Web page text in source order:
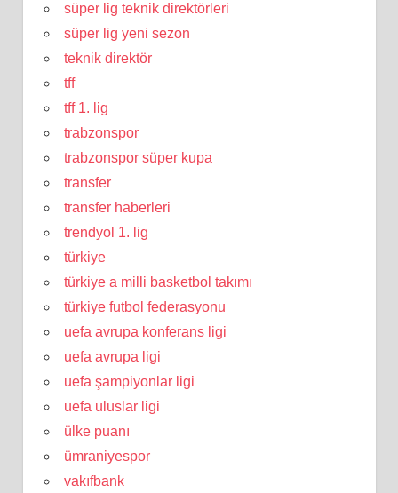
süper lig teknik direktörleri
süper lig yeni sezon
teknik direktör
tff
tff 1. lig
trabzonspor
trabzonspor süper kupa
transfer
transfer haberleri
trendyol 1. lig
türkiye
türkiye a milli basketbol takımı
türkiye futbol federasyonu
uefa avrupa konferans ligi
uefa avrupa ligi
uefa şampiyonlar ligi
uefa uluslar ligi
ülke puanı
ümraniyespor
vakıfbank